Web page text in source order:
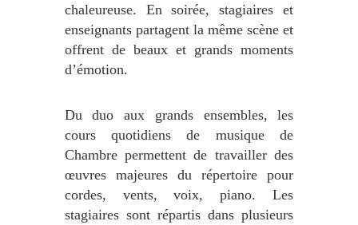
chaleureuse. En soirée, stagiaires et
enseignants partagent la même scène et
offrent de beaux et grands moments
d’émotion.
Du duo aux grands ensembles, les
cours quotidiens de musique de
Chambre permettent de travailler des
œuvres majeures du répertoire pour
cordes, vents, voix, piano. Les
stagiaires sont répartis dans plusieurs